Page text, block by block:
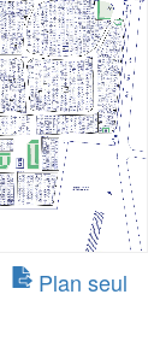
Plan seul